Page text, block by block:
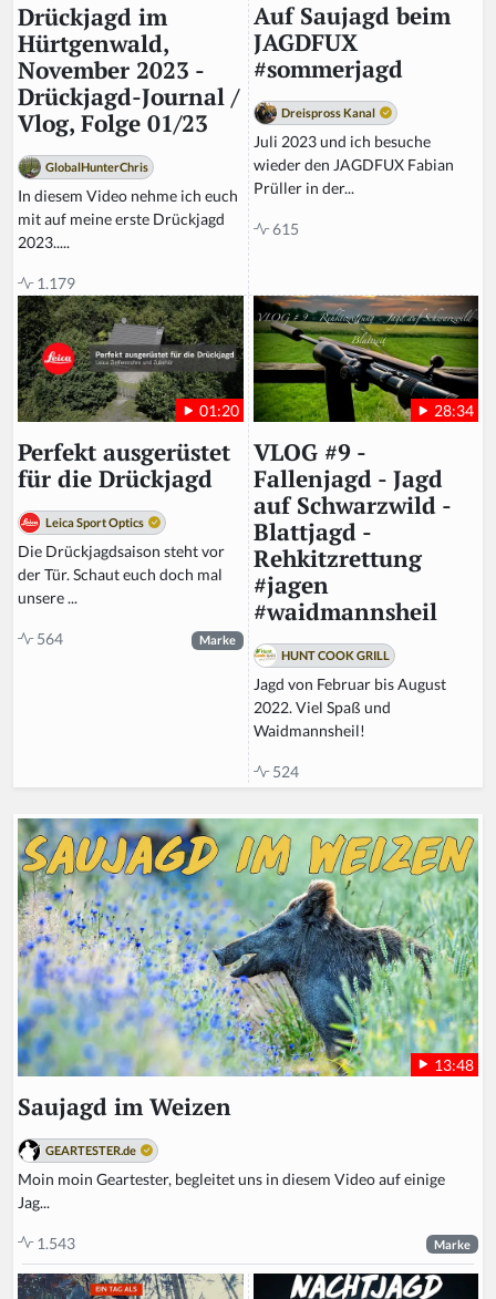
Drückjagd im
Hürtgenwald,
November 2023 -
Drückjagd-Journal /
Vlog, Folge 01/23
GlobalHunterChris
In diesem Video nehme ich euch
mit auf meine erste Drückjagd
2023.....
1.179
Auf Saujagd beim
JAGDFUX
#sommerjagd
Dreispross Kanal
Juli 2023 und ich besuche
wieder den JAGDFUX Fabian
Prüller in der...
615
01:20
Perfekt ausgerüstet
für die Drückjagd
Leica Sport Optics
Die Drückjagdsaison steht vor
der Tür. Schaut euch doch mal
unsere ...
564 Marke
28:34
VLOG #9 -
Fallenjagd - Jagd
auf Schwarzwild -
Blattjagd -
Rehkitzrettung
#jagen
#waidmannsheil
HUNT COOK GRILL
Jagd von Februar bis August
2022. Viel Spaß und
Waidmannsheil!
524
13:48
Saujagd im Weizen
GEARTESTER.de
Moin moin Geartester, begleitet uns in diesem Video auf einige
Jag...
1.543 Marke